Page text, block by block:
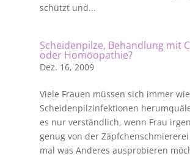
schützt und...
Scheidenpilze, Behandlung mit
oder Homöopathie?
Dez. 16, 2009
Viele Frauen müssen sich immer
Scheidenpilzinfektionen
es nur verständlich, wenn Frau
genug von der
mal was Anderes ausprobieren